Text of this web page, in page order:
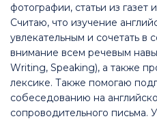
фотографии, статьи из газет
Считаю, что изучение
увлекательным и сочетать
внимание всем речевым
Writing, Speaking), а также
лексике. Также помогаю
собеседованию на
сопроводительного письма.